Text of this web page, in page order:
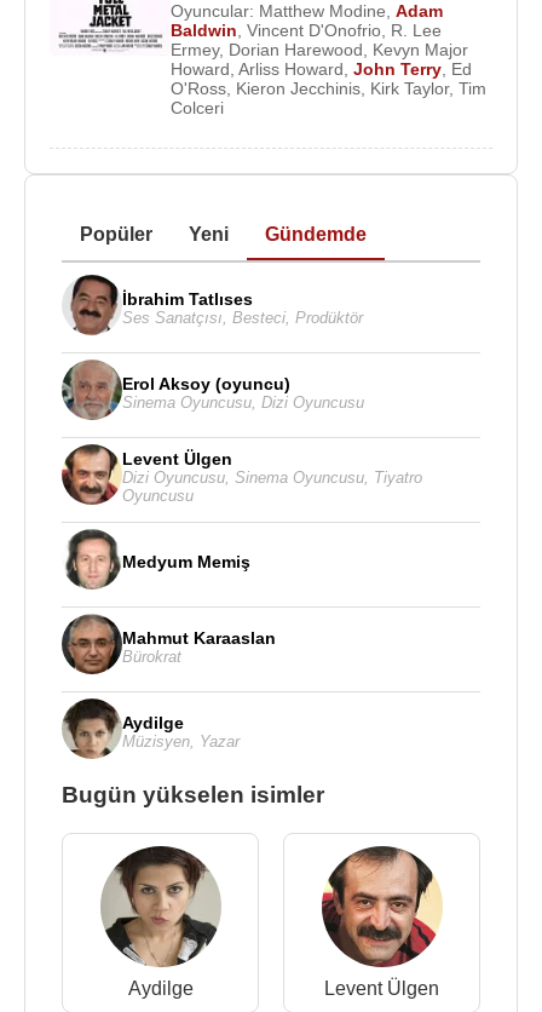
Oyuncular: Matthew Modine Adam
Baldwin Vincent D'Onofrio R. Lee
Ermey, Dorian Harewood
Kevyn Major
Howard Arliss Howard John Terry Ed
O'Ross Kieron Jecchinis Kirk Taylor, Tim
Colceri
Popüler Yeni Gündemde
İbrahim Tatlıses
Ses Sanatçısı Besteci Prodüktör
Erol Aksoy (oyuncu)
Sinema Oyuncusu Dizi Oyuncusu
Levent Ülgen
Dizi Oyuncusu, Sinema Oyuncusu, Tiyatro
Oyuncusu
Medyum Memiş
Mahmut Karaaslan
Bürokrat
Aydilge
Müzisyen Yazar
Bugün yükselen isimler
Aydilge Levent Ülgen